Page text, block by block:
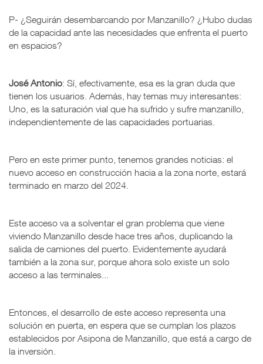
P- ¿Seguirán desembarcando por Manzanillo? ¿Hubo dudas
de la capacidad ante las necesidades que enfrenta el puerto
en espacios?
José Antonio: Sí, efectivamente, esa es la gran duda que
tienen los usuarios. Además, hay temas muy interesantes:
Uno, es la saturación vial que ha sufrido y sufre manzanillo,
independientemente de las capacidades portuarias.
Pero en este primer punto, tenemos grandes noticias: el
nuevo acceso en construcción hacia a la zona norte, estará
terminado en marzo del 2024.
Este acceso va a solventar el gran problema que viene
viviendo Manzanillo desde hace tres años, duplicando la
salida de camiones del puerto. Evidentemente ayudará
también a la zona sur, porque ahora solo existe un solo
acceso a las terminales...
Entonces, el desarrollo de este acceso representa una
solución en puerta, en espera que se cumplan los plazos
establecidos por Asipona de Manzanillo, que está a cargo de
la inversión.